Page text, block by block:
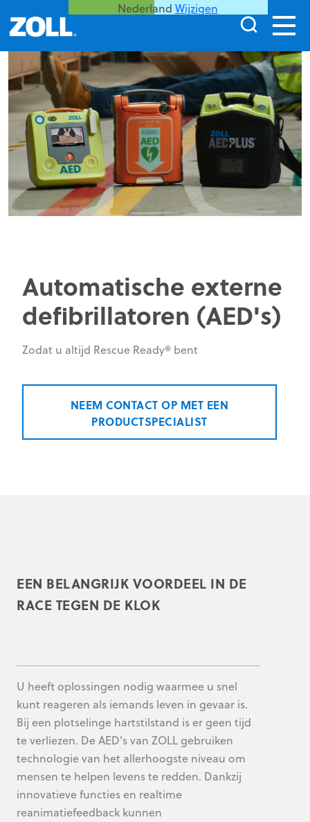
Nederland Wijzigen
Automatische externe
defibrillatoren (AED's)
Zodat u altijd Rescue Ready® bent
NEEM CONTACT OP MET EEN
PRODUCTSPECIALIST
EEN BELANGRIJK VOORDEEL IN DE
RACE TEGEN DE KLOK
U heeft oplossingen nodig waarmee u snel
kunt reageren als iemands leven in gevaar is.
Bij een plotselinge hartstilstand is er geen tijd
te verliezen. De AED's van ZOLL gebruiken
technologie van het allerhoogste niveau om
mensen te helpen levens te redden. Dankzij
innovatieve functies en realtime
reanimatiefeedback kunnen